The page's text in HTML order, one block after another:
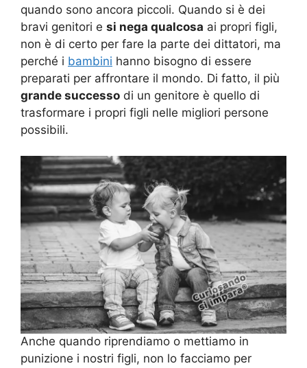
quando sono ancora piccoli. Quando si è dei
bravi genitori e si nega qualcosa ai propri figli,
non è di certo per fare la parte dei dittatori, ma
perché i bambini hanno bisogno di essere
preparati per affrontare il mondo. Di fatto, il più
grande successo di un genitore è quello di
trasformare i propri figli nelle migliori persone
possibili.
Anche quando riprendiamo o mettiamo in
punizione i nostri figli, non lo facciamo per